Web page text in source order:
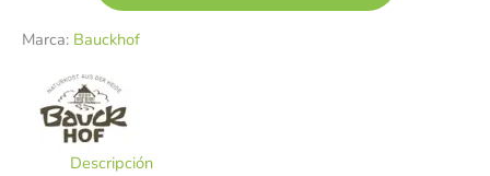
Marca: Bauckhof
Descripción